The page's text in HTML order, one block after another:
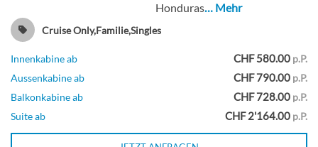
Großzügige Aqua-Theater-Suite mit
einem Schlafzimmer-[A3]
Deck 11
Honduras… Mehr
Cruise Only,Familie,Singles
Innenkabine ab CHF 580.00 p.P.
Aussenkabine ab
CHF 790.00 p.P.
Balkonkabine ab
CHF 728.00 p.P.
Suite ab
CHF 2'164.00 p.P.